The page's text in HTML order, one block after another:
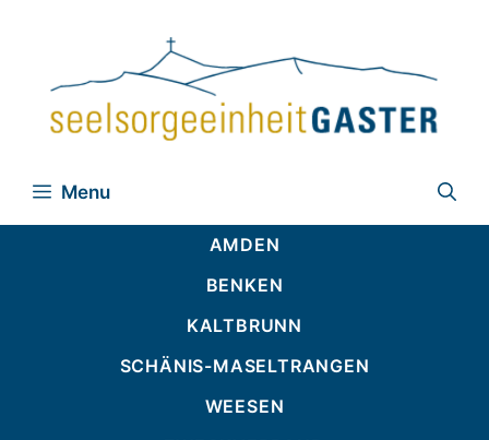
Menu
AMDEN
BENKEN
KALTBRUNN
SCHÄNIS-MASELTRANGEN
WEESEN